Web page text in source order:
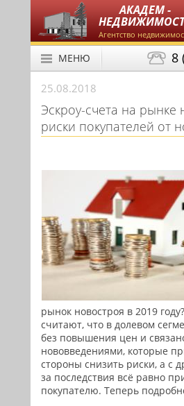
АКАДЕМ -
Агентство
8
МЕНЮ
25.08.2018
Эскроу-счета на рынке
риски покупателей от
рынок новостроя в 2019
считают, что в долевом
без повышения цен и
нововведениями, которые
стороны снизить риски, а с
за последствия всё равно
покупателю. Теперь